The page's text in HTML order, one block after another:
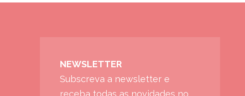
NEWSLETTER
Subscreva a newsletter e
receba todas as novidades no